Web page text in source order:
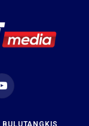
YouTube
BULUTANGKIS